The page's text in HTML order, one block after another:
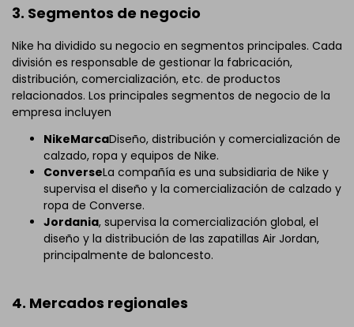
3. Segmentos de negocio
Nike ha dividido su negocio en segmentos principales. Cada
división es responsable de gestionar la fabricación,
distribución, comercialización, etc. de productos
relacionados. Los principales segmentos de negocio de la
empresa incluyen
NikeMarcaDiseño, distribución y comercialización de
calzado, ropa y equipos de Nike.
ConverseLa compañía es una subsidiaria de Nike y
supervisa el diseño y la comercialización de calzado y
ropa de Converse.
Jordania, supervisa la comercialización global, el
diseño y la distribución de las zapatillas Air Jordan,
principalmente de baloncesto.
4. Mercados regionales